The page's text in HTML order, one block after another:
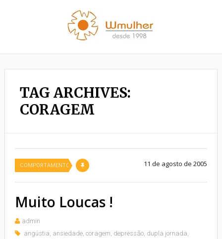
TAG ARCHIVES:
CORAGEM
COMPORTAMENTO 11 de agosto de 2005
Muito Loucas !
admin
angústia, ansiedade, coragem, depressão, dupla jornada,